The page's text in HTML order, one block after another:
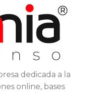
dedicada a la
online, bases